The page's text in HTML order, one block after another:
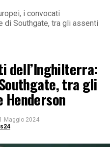
i convocati
di Southgate, tra gli assenti
dell’Inghilterra:
tra gli
Henderson
Maggio 2024